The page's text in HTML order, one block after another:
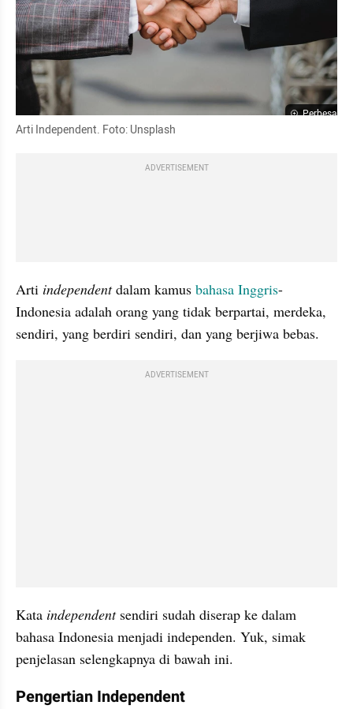
Perbesar
Arti Independent. Foto: Unsplash
ADVERTISEMENT
Arti independent dalam kamus bahasa Inggris-
Indonesia adalah orang yang tidak berpartai, merdeka,
sendiri, yang berdiri sendiri, dan yang berjiwa bebas.
ADVERTISEMENT
Kata independent sendiri sudah diserap ke dalam
bahasa Indonesia menjadi independen. Yuk, simak
penjelasan selengkapnya di bawah ini.
Pengertian Independent